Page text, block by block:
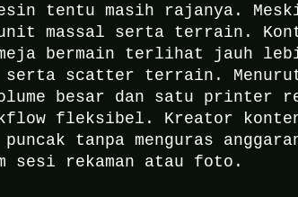
tentu masih rajanya.
massal serta terrain.
meja bermain terlihat jauh
serta scatter terrain. Menurut
besar dan satu printer
fleksibel. Kreator konten
tanpa menguras
sesi rekaman atau foto.